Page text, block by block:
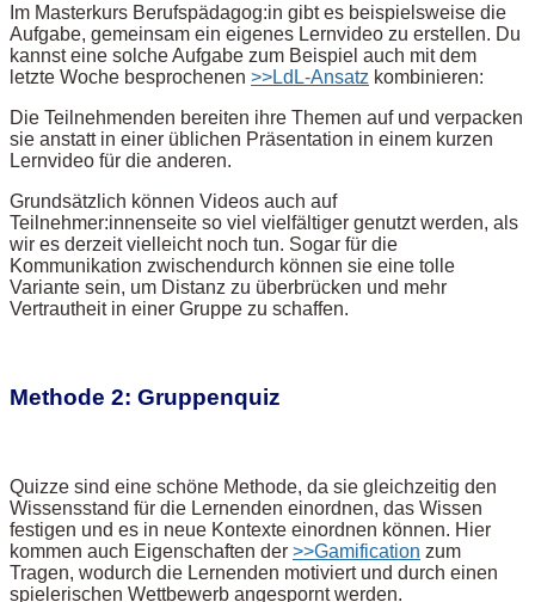
Im Masterkurs Berufspädagog:in gibt es beispielsweise die
Aufgabe, gemeinsam ein eigenes Lernvideo zu erstellen. Du
kannst eine solche Aufgabe zum Beispiel auch mit dem
letzte Woche besprochenen >>LdL-Ansatz kombinieren:
Die Teilnehmenden bereiten ihre Themen auf und verpacken
sie anstatt in einer üblichen Präsentation in einem kurzen
Lernvideo für die anderen.
Grundsätzlich können Videos auch auf
Teilnehmer:innenseite so viel vielfältiger genutzt werden, als
wir es derzeit vielleicht noch tun. Sogar für die
Kommunikation zwischendurch können sie eine tolle
Variante sein, um Distanz zu überbrücken und mehr
Vertrautheit in einer Gruppe zu schaffen.
Methode 2: Gruppenquiz
Quizze sind eine schöne Methode, da sie gleichzeitig den
Wissensstand für die Lernenden einordnen, das Wissen
festigen und es in neue Kontexte einordnen können. Hier
kommen auch Eigenschaften der >>Gamification zum
Tragen, wodurch die Lernenden motiviert und durch einen
spielerischen Wettbewerb angespornt werden.